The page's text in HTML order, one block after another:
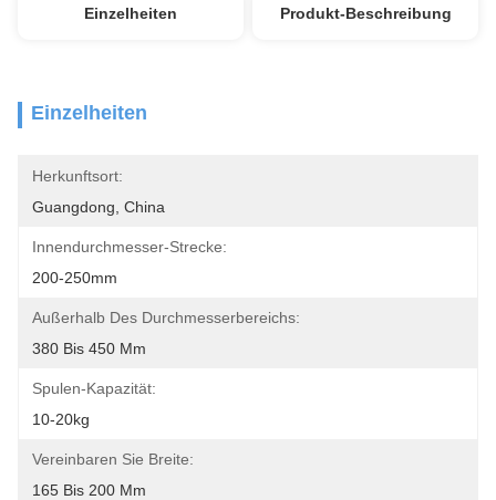
Einzelheiten Produkt-Beschreibung
Einzelheiten
Herkunftsort:
Guangdong, China
Innendurchmesser-Strecke:
200-250mm
Außerhalb Des Durchmesserbereichs:
380 Bis 450 Mm
Spulen-Kapazität:
10-20kg
Vereinbaren Sie Breite:
165 Bis 200 Mm